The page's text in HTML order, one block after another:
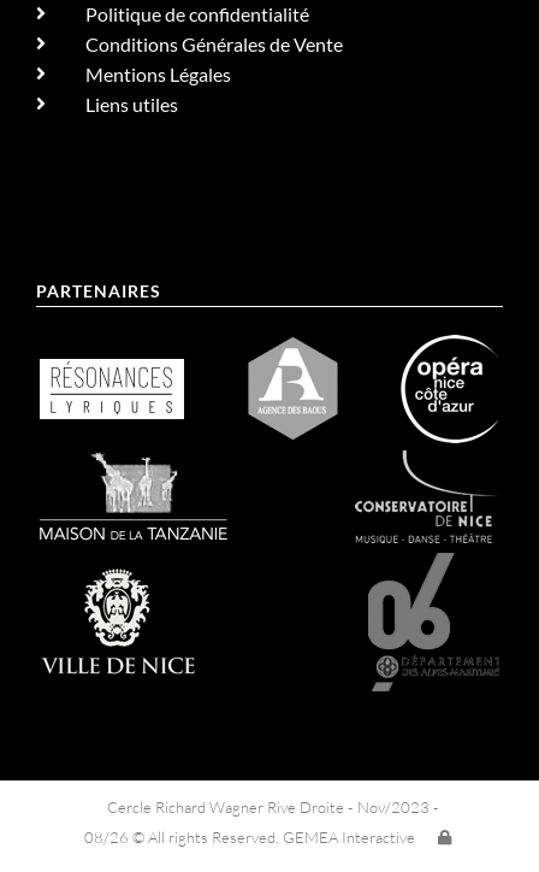
Politique de confidentialité
Conditions Générales de Vente
Mentions Légales
Liens utiles
PARTENAIRES
Cercle Richard Wagner Rive Droite - Nov/2023 -
08/26 © All rights Reserved. GEMEA Interactive